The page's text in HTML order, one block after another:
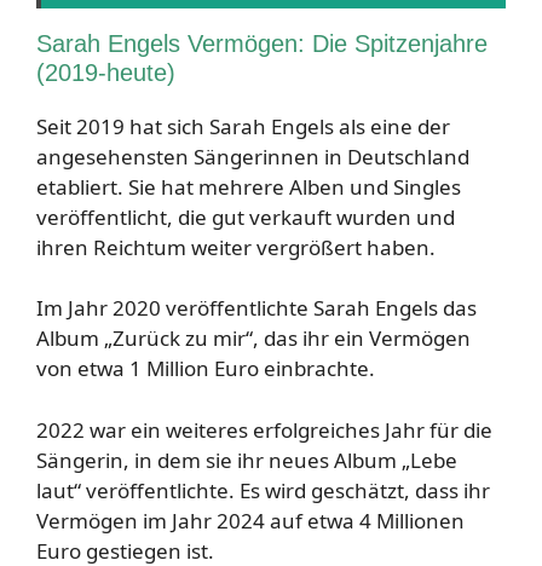
Sarah Engels Vermögen: Die Spitzenjahre
(2019-heute)
Seit 2019 hat sich Sarah Engels als eine der
angesehensten Sängerinnen in Deutschland
etabliert. Sie hat mehrere Alben und Singles
veröffentlicht, die gut verkauft wurden und
ihren Reichtum weiter vergrößert haben.
Im Jahr 2020 veröffentlichte Sarah Engels das
Album „Zurück zu mir“, das ihr ein Vermögen
von etwa 1 Million Euro einbrachte.
2022 war ein weiteres erfolgreiches Jahr für die
Sängerin, in dem sie ihr neues Album „Lebe
laut“ veröffentlichte. Es wird geschätzt, dass ihr
Vermögen im Jahr 2024 auf etwa 4 Millionen
Euro gestiegen ist.